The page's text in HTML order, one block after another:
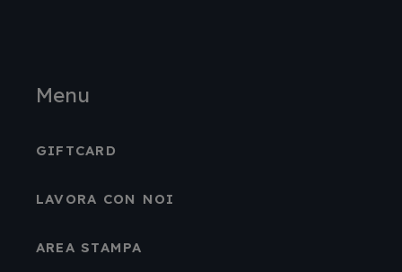
Menu
GIFTCARD
LAVORA CON NOI
AREA STAMPA